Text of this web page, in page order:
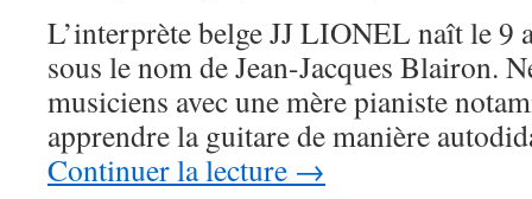
L’interprète belge JJ LIONEL naît le 9
sous le nom de Jean-Jacques Blairon.
musiciens avec une mère pianiste
apprendre la guitare de manière
Continuer la lecture →